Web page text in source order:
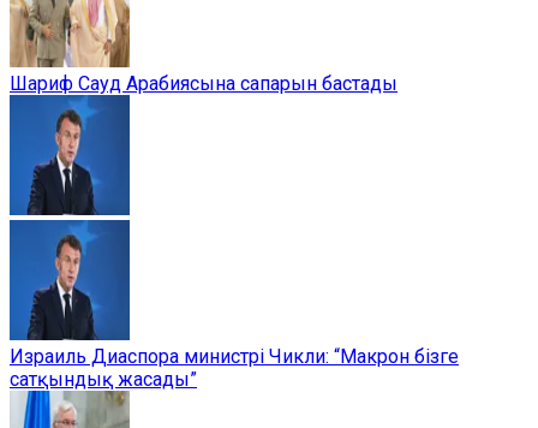
Шариф Сауд Арабиясына сапарын бастады
Израиль Диаспора министрі Чикли: “Макрон бізге
сатқындық жасады”